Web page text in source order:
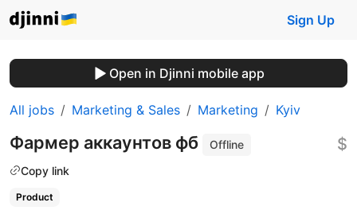
Sign Up
Open in Djinni mobile app
All jobs Marketing & Sales Marketing Kyiv
Фармер аккаунтов фб
Offline
Copy link
$
Product